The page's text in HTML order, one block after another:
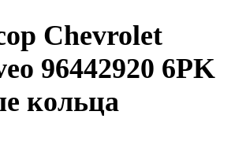
Chevrolet
96442920 6PK
кольца